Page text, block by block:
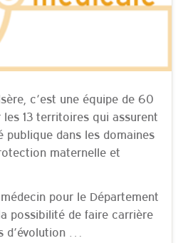
c’est une équipe de 60
13 territoires qui assurent
publique dans les domaines
maternelle et
pour le Département
possibilité de faire carrière
d’évolution …